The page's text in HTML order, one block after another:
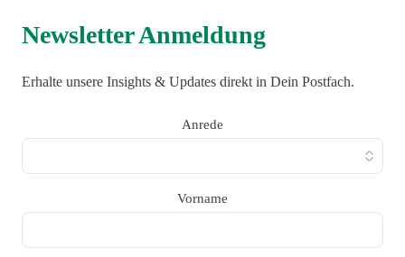
Newsletter Anmeldung
Erhalte unsere Insights & Updates direkt in Dein Postfach.
Anrede
Vorname